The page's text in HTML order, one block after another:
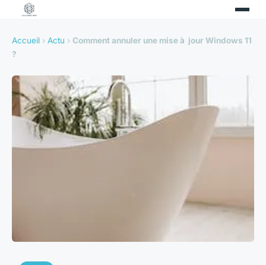
Accueil › Actu › Comment annuler une mise à jour Windows 11
?